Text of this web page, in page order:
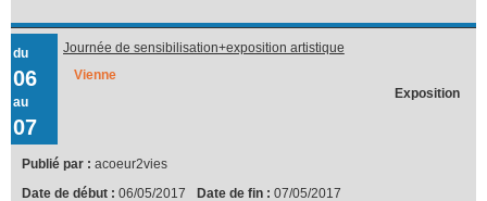
du
06
au
07
Journée de sensibilisation+exposition artistique
Vienne
Exposition
Publié par : acoeur2vies
Date de début : 06/05/2017 Date de fin : 07/05/2017